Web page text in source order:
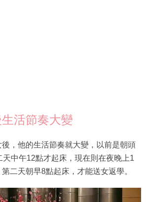
活節奏大變
，他的生活節奏就大變，以前是朝頭
中午12點才起床，現在則在夜晚上1
二天朝早8點起床，才能送女返學。